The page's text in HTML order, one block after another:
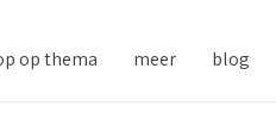
op thema meer blog